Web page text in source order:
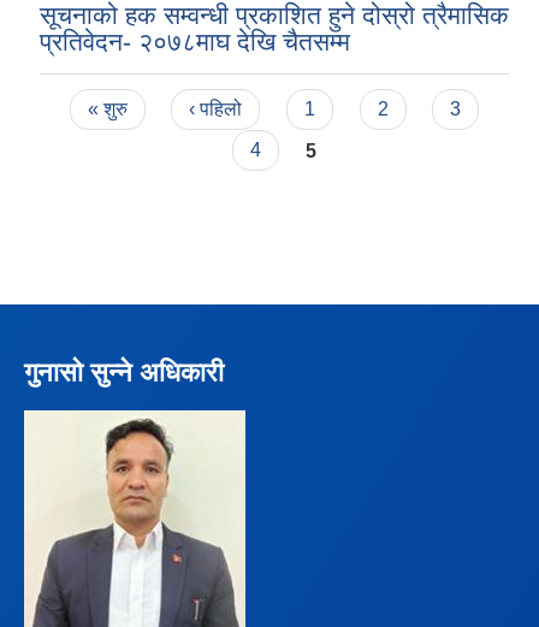
सूचनाको हक सम्वन्धी प्रकाशित हुने दोस्रो त्रैमासिक
प्रतिवेदन- २०७८माघ देखि चैतसम्म
Pages
« शुरु ‹ पहिलो 1 2
3
4
5
गुनासो सुन्ने अधिकारी